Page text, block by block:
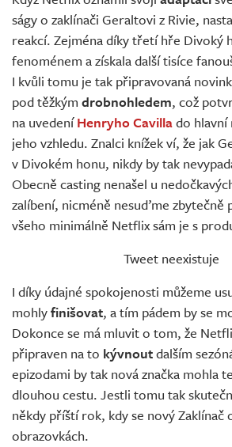
Živě
ságy o zaklínači Geraltovi z Rivie,
reakcí. Zejména díky třetí hře Divoký
fenoménem a získala další tisíce
I kvůli tomu je tak připravovaná
pod těžkým drobnohledem, což
na uvedeníHenryho Cavillado
jeho vzhledu. Znalci knížek ví, že jak
v Divokém honu, nikdy by tak
Obecně casting nenašel u
zalíbení, nicméně nesuďme zbytečně
všeho minimálně Netflix sám je s
Tweet neexistuje
I díky údajné spokojenosti můžeme
mohlyfinišovat, a tím pádem by se
Dokonce se má mluvit o tom, že
připraven na to kývnoutdalším
epizodami by tak nová značka mohla
dlouhou cestu. Jestli tomu tak
někdy příští rok, kdy se nový Zaklínač
obrazovkách.